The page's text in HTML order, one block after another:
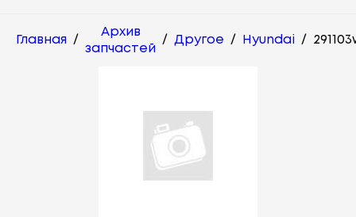
Главная /
Архив
запчастей
/ Другое / Hyundai /